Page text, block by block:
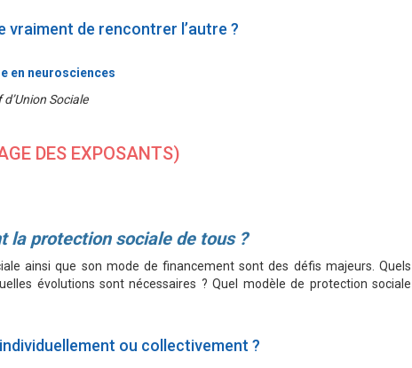
vraiment de rencontrer l’autre ?
en neurosciences
Sociale
DES EXPOSANTS)
la protection sociale de tous ?
ainsi que son mode de financement sont des défis majeurs. Quels
évolutions sont nécessaires ? Quel modèle de protection sociale
ou collectivement ?